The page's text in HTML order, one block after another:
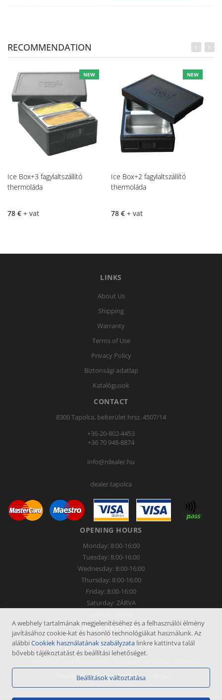
RECOMMENDATION
NEW
Ice Box+3 fagylaltszállító
thermoláda
78 € + vat
NEW
Ice Box+2 fagylaltszállító
thermoláda
78 € + vat
LINKS
About Us
Shipping
Warranty
Terms of Use
Privacy Policy
Biztonsági adatlap
Katalógusok
CONTACT
8300 Tapolca, belterület hrsz. 4507/14
+36-20-802-4453
+36 70 948-8874
info@rdealer.hu
dealer.tapolca
OPENING HOURS
Monday: 8:00-16:00
Tuesday: 8:00-16:00
Wednesday: 8:00-16:00
Thursday: 8:00-16:00
Friday: 8:00-16:00
Saturday: ZÁRVA
BLOG ARTICLES
Lízingelési lehetőség az Rdealer Group-nál
Tökéletes klíma a nemes borok számára
A webhely tartalmának megjelenítéséhez és a felhasználói élmény
javításához cookie-kat és hasonló technológiákat használunk. Az
alábbiCookiek használatának szabályzata linkre kattintva talál
bővebb tájékoztatást és beállítási lehetőséget.
Beállítások változtatása